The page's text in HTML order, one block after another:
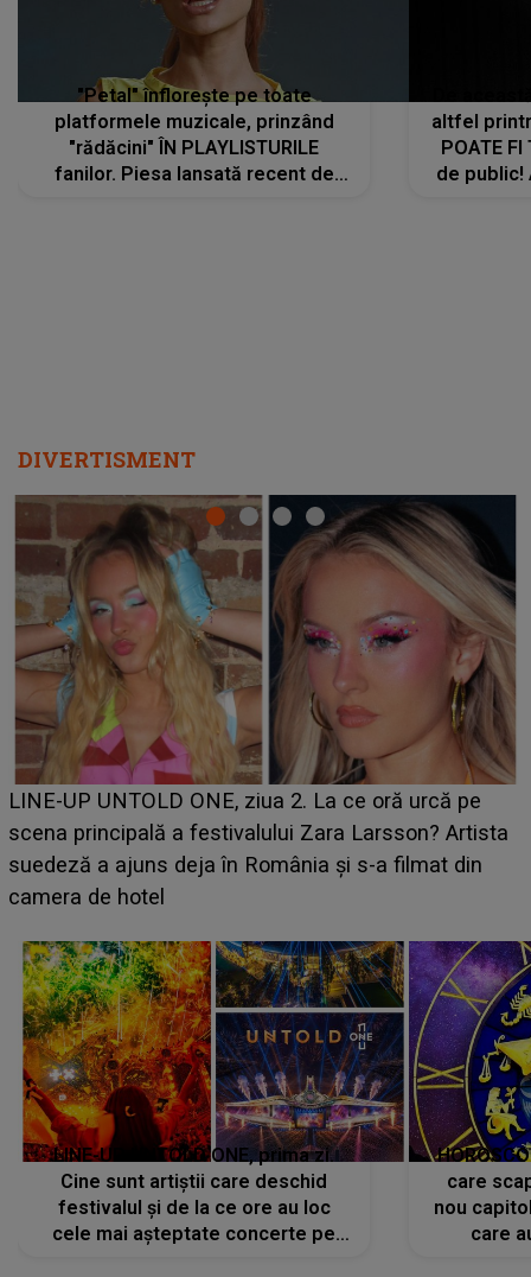
"Petal" înflorește pe toate
platformele muzicale, prinzând
"rădăcini" ÎN PLAYLISTURILE
fanilor. Piesa lansată recent de
altfel
POATE FI
de public!
DIVERTISMENT
Ce a dezvăluit noua concurentă din "Casa Iubirii" l-a
luat prin surprindere pe Emanuel. CINE ESTE
BĂIATUL VIZAT de Alexandra?! Aflându-se în fața
faptului împlinit, A RECUNOSCUT IMEDIAT: "Am
LINE-UP UNTOLD ONE, prima zi.
Cine sunt artiștii care deschid
festivalul și de la ce ore au loc
cele mai așteptate concerte pe
care
nou
care